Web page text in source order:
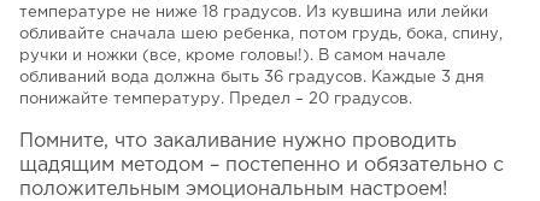
температуре не ниже 18 градусов. Из кувшина или лейки
обливайте сначала шею ребенка, потом грудь, бока, спину,
ручки и ножки (все, кроме головы!). В самом начале
обливаний вода должна быть 36 градусов. Каждые 3 дня
понижайте температуру. Предел – 20 градусов.
Помните, что закаливание нужно проводить
щадящим методом – постепенно и обязательно с
положительным эмоциональным настроем!